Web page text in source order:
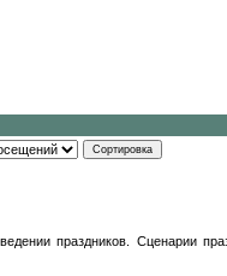
праздников. Сценарии